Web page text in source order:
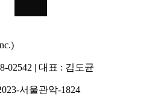
02542 | 대표 : 김도균
서울관악-1824